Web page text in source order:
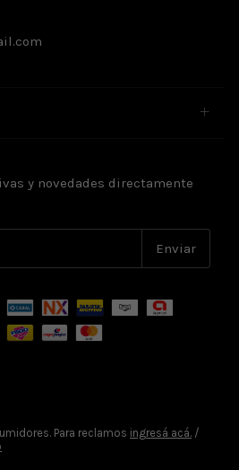
y novedades directamente
Para reclamos ingresá acá. /